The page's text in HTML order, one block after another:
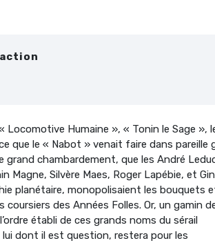
Locomotive Humaine », « Tonin le Sage »,
que le « Nabot » venait faire dans pareille
chambardement, que les André
Magne, Silvère Maes, Roger Lapébie, et
planétaire, monopolisaient les bouquets
des Années Folles. Or, un gamin
établi de ces grands noms du sérail
lui dont il est question, restera pour les